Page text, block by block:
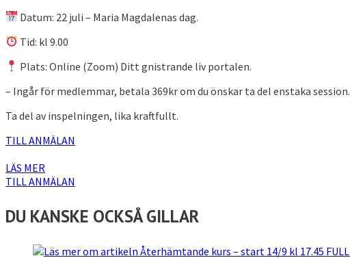
Datum: 22 juli – Maria Magdalenas dag.
Tid: kl 9.00
Plats: Online (Zoom) Ditt gnistrande liv portalen.
– Ingår för medlemmar, betala 369kr om du önskar ta del enstaka session.
Ta del av inspelningen, lika kraftfullt.
TILL ANMÄLAN
LÄS MER
TILL ANMÄLAN
DU KANSKE OCKSÅ GILLAR